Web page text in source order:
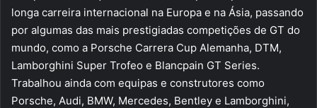
longa carreira internacional na Europa e na Ásia, passando
por algumas das mais prestigiadas competições de GT do
mundo, como a Porsche Carrera Cup Alemanha, DTM,
Lamborghini Super Trofeo e Blancpain GT Series.
Trabalhou ainda com equipas e construtores como
Porsche, Audi, BMW, Mercedes, Bentley e Lamborghini,